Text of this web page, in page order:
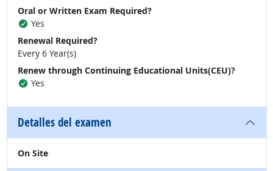
Oral or Written Exam Required?
Yes
Renewal Required?
Every 6 Year(s)
Renew through Continuing Educational Units(CEU)?
Yes
Detalles del examen
On Site